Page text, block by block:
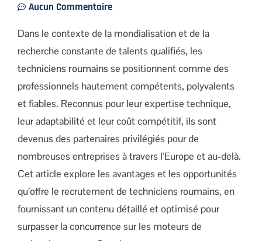
Aucun Commentaire
Dans le contexte de la mondialisation et de la
recherche constante de talents qualifiés, les
techniciens roumainsse positionnent comme des
professionnels hautement compétents, polyvalents
et fiables. Reconnus pour leur expertise technique,
leur adaptabilité et leur coût compétitif, ils sont
devenus des partenaires privilégiés pour de
nombreuses entreprises à travers l’Europe et au-delà.
Cet article explore les avantages et les opportunités
qu’offre le recrutement de techniciens roumains, en
fournissant un contenu détaillé et optimisé pour
surpasser la concurrence sur les moteurs de